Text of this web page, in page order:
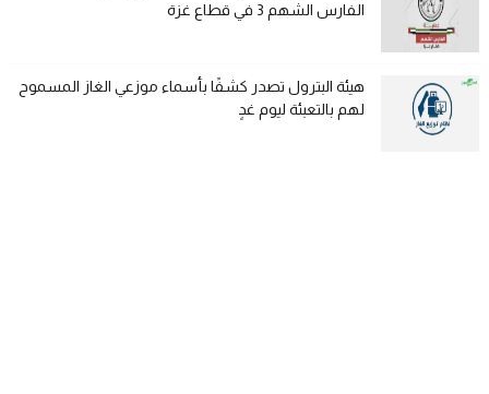
الفارس الشهم 3 في قطاع غزة
هيئة البترول تصدر كشفًا بأسماء موزعي الغاز المسموح
لهم بالتعبئة ليوم غدٍ